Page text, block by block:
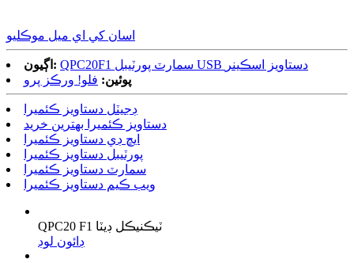
اسان کي اي ميل موڪليو
اڳيون:
QPC20F1 سمارٽ پورٽيبل USB دستاويز اسڪينر
پوئين: فلو! ورڪز پرو
ڊجيٽل دستاويز ڪئميرا
دستاويز ڪئميرا بهترين خريد
ايڇ ڊي دستاويز ڪئميرا
پورٽيبل دستاويز ڪئميرا
سمارٽ دستاويز ڪئميرا
ويب ڪيم دستاويز ڪئميرا
QPC20 F1 ٽيڪنيڪل ڊيٽا
ڊائون لوڊ